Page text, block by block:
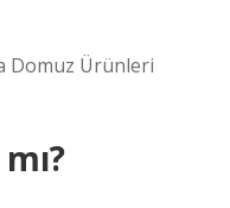
Domuz Ürünleri